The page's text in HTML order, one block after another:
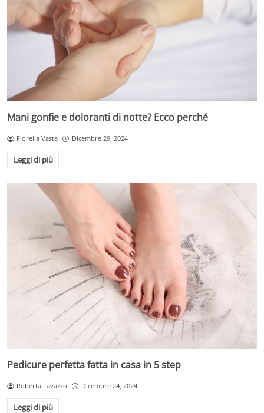
Mani gonfie e doloranti di notte? Ecco perché
Fiorella Vasta Dicembre 29, 2024
Leggi di più
Pedicure perfetta fatta in casa in 5 step
Roberta Favazzo Dicembre 24, 2024
Leggi di più